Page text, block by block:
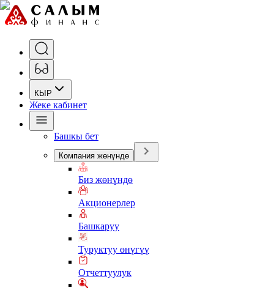
КЫР
Жеке кабинет
Башкы бет
Компания жөнүндө
Биз жөнүндө
Акционерлер
Башкаруу
Туруктуу өнүгүү
Отчеттуулук